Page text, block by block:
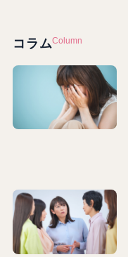
コラムColumn